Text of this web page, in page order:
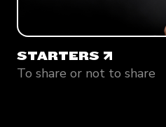
STARTERS
STARTERS
To share or not to share